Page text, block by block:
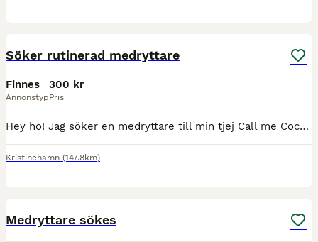
Söker rutinerad medryttare
Finnes
Annonstyp
300 kr
Pris
Hey ho! Jag söker en medryttare till min tjej Call me Coco (160cm, *2009) 🌸 Du ska … - vara hästkunnig - ha mjuk hand och god balans - vara pålitlig ”Cookie” är en snäll och välutbildad hob
Kristinehamn (147.8km)
Medryttare sökes